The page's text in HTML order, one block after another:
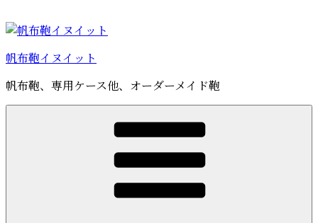
ン
ン
ツ
へ
ス
帆布鞄イヌイット
帆布鞄、専用ケース他、オーダーメイド鞄